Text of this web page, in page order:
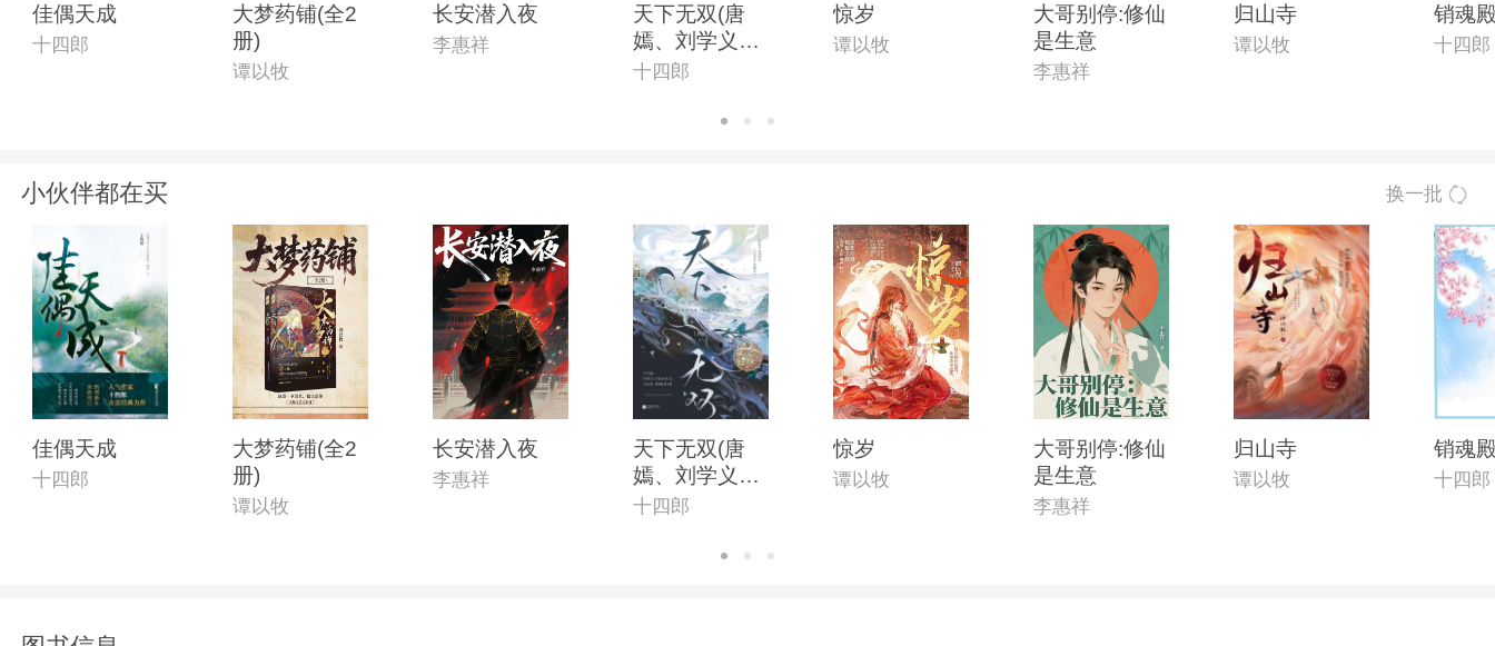
佳偶天成
十四郎
大梦药铺(全2
册)
谭以牧
长安潜入夜
李惠祥
天下无双(唐
嫣、刘学义主
演《念无双》
十四郎
惊岁
谭以牧
大哥别停:修仙
是生意
李惠祥
归山寺
谭以牧
销魂
十四郎
小伙伴都在买 换一批
佳偶天成
十四郎
大梦药铺(全2
册)
谭以牧
长安潜入夜
李惠祥
天下无双(唐
嫣、刘学义主
演《念无双》
十四郎
惊岁
谭以牧
大哥别停:修仙
是生意
李惠祥
归山寺
谭以牧
销魂
十四郎